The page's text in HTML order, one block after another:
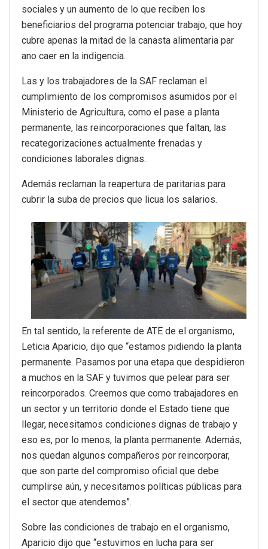
sociales y un aumento de lo que reciben los
beneficiarios del programa potenciar trabajo, que hoy
cubre apenas la mitad de la canasta alimentaria par
ano caer en la indigencia.
Las y los trabajadores de la SAF reclaman el
cumplimiento de los compromisos asumidos por el
Ministerio de Agricultura, como el pase a planta
permanente, las reincorporaciones que faltan, las
recategorizaciones actualmente frenadas y
condiciones laborales dignas.
Además reclaman la reapertura de paritarias para
cubrir la suba de precios que licua los salarios.
En tal sentido, la referente de ATE de el organismo,
Leticia Aparicio, dijo que “estamos pidiendo la planta
permanente. Pasamos por una etapa que despidieron
a muchos en la SAF y tuvimos que pelear para ser
reincorporados. Creemos que como trabajadores en
un sector y un territorio donde el Estado tiene que
llegar, necesitamos condiciones dignas de trabajo y
eso es, por lo menos, la planta permanente. Además,
nos quedan algunos compañeros por reincorporar,
que son parte del compromiso oficial que debe
cumplirse aún, y necesitamos políticas públicas para
el sector que atendemos”.
Sobre las condiciones de trabajo en el organismo,
Aparicio dijo que “estuvimos en lucha para ser